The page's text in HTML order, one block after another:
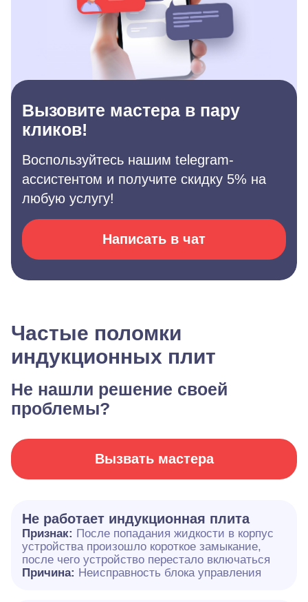
Вызовите мастера в пару
кликов!
Воспользуйтесь нашим telegram-
ассистентом и получите скидку 5% на
любую услугу!
Написать в чат
Частые поломки
индукционных плит
Не нашли решение своей
проблемы?
Вызвать мастера
Не работает индукционная плита
Признак: После попадания жидкости в корпус
устройства произошло короткое замыкание,
после чего устройство перестало включаться
Причина: Неисправность блока управления